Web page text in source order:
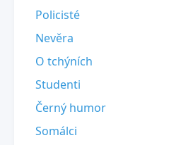
Policisté
Nevěra
O tchýních
Studenti
Černý humor
Somálci